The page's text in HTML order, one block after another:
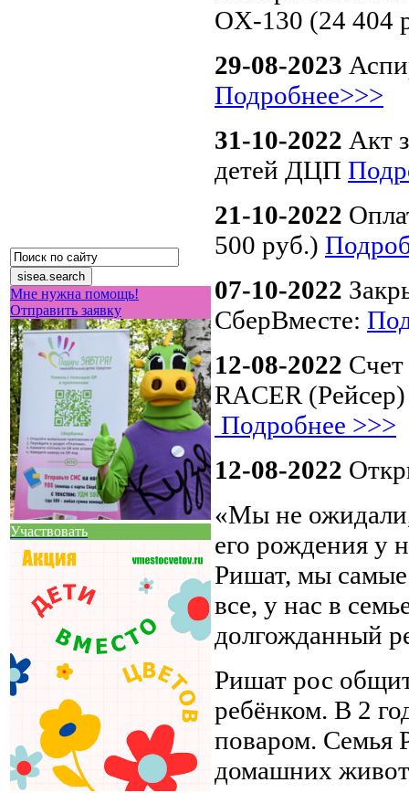
Мне нужна помощь!
Отправить заявку
Участвовать
OX-130 (24 404
29-08-2023
Подробнее>>>
31-10-2022 Акт
детей ДЦП
21-10-2022
500 руб.)
07-10-2022
СберВместе:
12-08-2022
RACER
Подробнее >>>
12-08-2022
«Мы не
его рождения у
Ришат, мы самые
все, у нас в
долгожданный
Ришат рос
ребёнком. В 2
поваром. Семья
домашних